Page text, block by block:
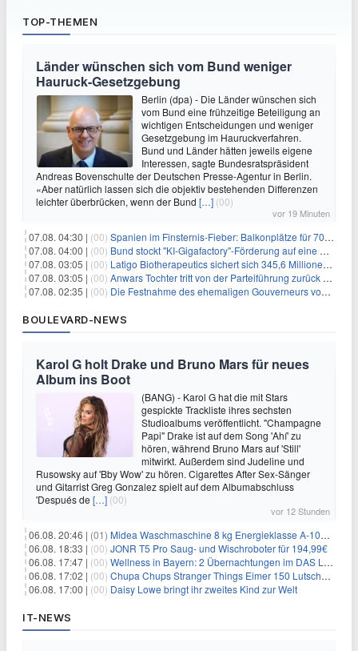
TOP-THEMEN
Länder wünschen sich vom Bund weniger
Hauruck-Gesetzgebung
Berlin (dpa) - Die Länder wünschen sich
vom Bund eine frühzeitige Beteiligung an
wichtigen Entscheidungen und weniger
Gesetzgebung im Hauruckverfahren.
Bund und Länder hätten jeweils eigene
Interessen, sagte Bundesratspräsident
Andreas Bovenschulte der Deutschen Presse-Agentur in Berlin.
«Aber natürlich lassen sich die objektiv bestehenden Differenzen
leichter überbrücken, wenn der Bund […] (00)
vor 19 Minuten
07.08. 04:30 | (00) Spanien im Finsternis-Fieber: Balkonplätze für 700 Euro
07.08. 04:00 | (00) Bund stockt "KI-Gigafactory"-Förderung auf eine Milliarde Euro auf
07.08. 03:05 | (00) Latigo Biotherapeutics sichert sich 345,6 Millionen Dollar in einer erhöhten IPO und ebnet den Weg für nicht-opioide Schmerztherapie
07.08. 03:05 | (00) Anwars Tochter tritt von der Parteiführung zurück und hebt politische Turbulenzen hervor
07.08. 02:35 | (00) Die Festnahme des ehemaligen Gouverneurs von Mexiko hebt die anhaltenden Herausforderungen in der Governance und im Geschäftsumfeld hervor
BOULEVARD-NEWS
Karol G holt Drake und Bruno Mars für neues
Album ins Boot
(BANG) - Karol G hat die mit Stars
gespickte Trackliste ihres sechsten
Studioalbums veröffentlicht. "Champagne
Papi" Drake ist auf dem Song 'Ahí' zu
hören, während Bruno Mars auf 'Still'
mitwirkt. Außerdem sind Judeline und
Rusowsky auf 'Bby Wow' zu hören. Cigarettes After Sex-Sänger
und Gitarrist Greg Gonzalez spielt auf dem Albumabschluss
'Después de […] (00)
vor 12 Stunden
06.08. 20:46 | (01) Midea Waschmaschine 8 kg Energieklasse A-10% 1400 U/Min für 289,97€
06.08. 18:33 | (00) JONR T5 Pro Saug- und Wischroboter für 194,99€
06.08. 17:47 | (00) Wellness in Bayern: 2 Übernachtungen im DAS LUDWIG Sports Resort inkl. HP + Wellness ab 174€ p.P.
06.08. 17:02 | (00) Chupa Chups Stranger Things Eimer 150 Lutscher für 21,95€
06.08. 17:00 | (00) Daisy Lowe bringt ihr zweites Kind zur Welt
IT-NEWS